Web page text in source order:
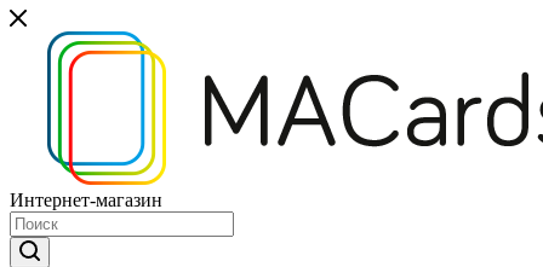
Интернет-магазин